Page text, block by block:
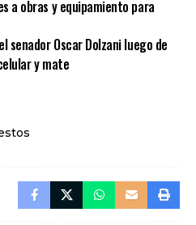
a obras y equipamiento para
senador Oscar Dolzani luego de
y mate